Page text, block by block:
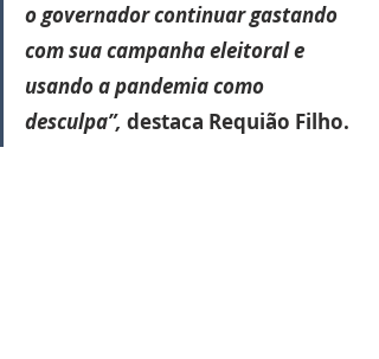
o governador continuar gastando
com sua campanha eleitoral e
usando a pandemia como
desculpa”, destaca Requião Filho.